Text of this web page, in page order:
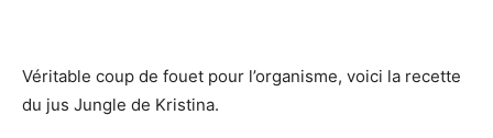
Véritable coup de fouet pour l’organisme, voici la recette
du jus Jungle de Kristina.